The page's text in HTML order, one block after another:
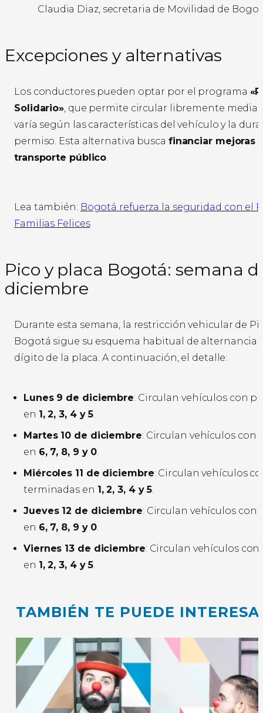
Claudia Diaz, secretaria de Movilidad de
Excepciones y alternativas
Los conductores pueden optar por el programa
Solidario», que permite circular libremente
varía según las características del vehículo y la
permiso. Esta alternativa busca financiar mejoras
transporte público.
Lea también: Bogotá refuerza la seguridad con el
Familias Felices
Pico y placa Bogotá: semana
diciembre
Durante esta semana, la restricción vehicular de
Bogotá sigue su esquema habitual de alternancia
dígito de la placa. A continuación, el detalle:
Lunes 9 de diciembre: Circulan vehículos con
en 1, 2, 3, 4 y 5.
Martes 10 de diciembre: Circulan vehículos con
en 6, 7, 8, 9 y 0.
Miércoles 11 de diciembre: Circulan vehículos
terminadas en 1, 2, 3, 4 y 5.
Jueves 12 de diciembre: Circulan vehículos con
en 6, 7, 8, 9 y 0.
Viernes 13 de diciembre: Circulan vehículos
en 1, 2, 3, 4 y 5.
TAMBIÉN TE PUEDE